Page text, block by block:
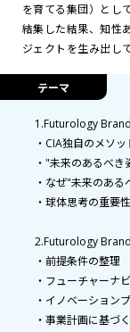
を育てる集団）とし
結集した結果、知性
ジェクトを生み出し
テーマ
1.Futurology
・CIA独自のメソ
・"未来のあるべ
・なぜ"未来のあ
・球体思考の重要性
2.Futurology
・前提条件の整理
・フューチャーナ
・イノベーション
・事業計画に基づ